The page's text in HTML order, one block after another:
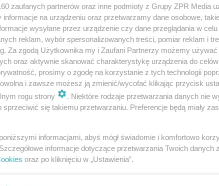
20
Szkieletory,
zaufanych partnerów oraz inne podmioty z Grupy ZPR Media
informacje na urządzeniu oraz przetwarzamy dane osobowe,
wysyłane przez urządzenie czy dane przeglądania w
reklam, wybór spersonalizowanych treści, pomiar reklam i
Za zgodą Użytkownika my i Zaufani Partnerzy możemy używać
oraz aktywnie skanować charakterystykę urządzenia do
prosimy o zgodę na korzystanie z tych technologii
i zawsze możesz ją zmienić/wycofać klikając przycisk
rogu strony
. Niektóre rodzaje przetwarzania danych nie
sprzeciwić się takiemu przetwarzaniu. Preferencje będą miały
informacjami, abyś mógł świadomie i komfortowo
informacje dotyczące przetwarzania Twoich danych
oraz po kliknięciu w „Ustawienia”.